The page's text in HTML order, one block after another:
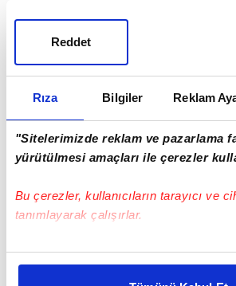
Rıza Bilgiler Reklam
"Sitelerimizde reklam ve pazarlama
yürütülmesi amaçları ile çerezler
Bu çerezler, kullanıcıların tarayıcı ve
tanımlayarak çalışırlar.
Bu çerezlere izin vermeniz halinde
Reddet
Mücadele öncesi yapılan şut
şengündamga vurdu.
🎯 Yunanistan maçı öncesi yapılan
pic.twitter.com/j3QWEOcjIZ